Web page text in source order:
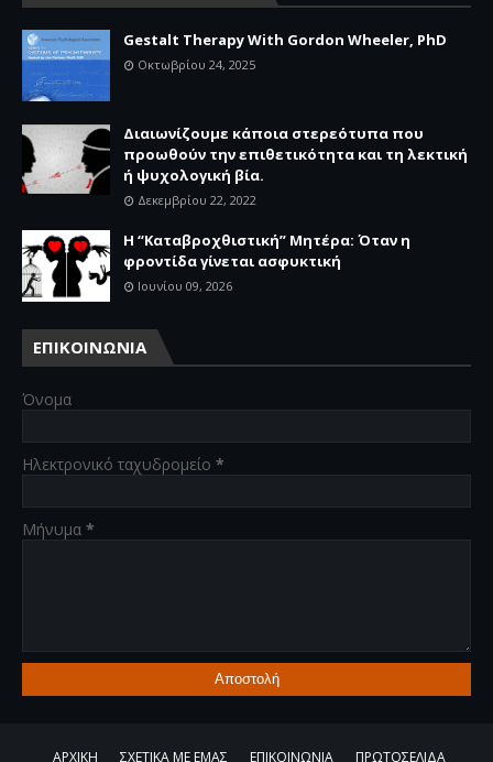
Gestalt Therapy With Gordon Wheeler, PhD
Οκτωβρίου 24, 2025
Διαιωνίζουμε κάποια στερεότυπα που
προωθούν την επιθετικότητα και τη λεκτική
ή ψυχολογική βία.
Δεκεμβρίου 22, 2022
Η “Καταβροχθιστική” Mητέρα: Όταν η
φροντίδα γίνεται ασφυκτική
Ιουνίου 09, 2026
ΕΠΙΚΟΙΝΩΝΙΑ
Όνομα
Ηλεκτρονικό ταχυδρομείο *
Μήνυμα *
ΑΡΧΙΚΗ ΣΧΕΤΙΚΑ ΜΕ ΕΜΑΣ ΕΠΙΚΟΙΝΩΝΙΑ ΠΡΩΤΟΣΕΛΙΔΑ